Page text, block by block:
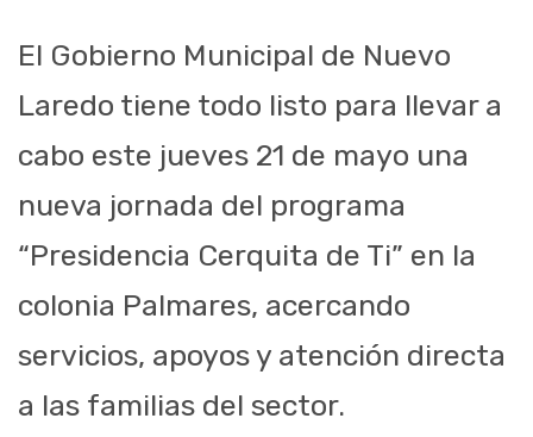
El Gobierno Municipal de Nuevo
Laredo tiene todo listo para llevar a
cabo este jueves 21 de mayo una
nueva jornada del programa
“Presidencia Cerquita de Ti” en la
colonia Palmares, acercando
servicios, apoyos y atención directa
a las familias del sector.